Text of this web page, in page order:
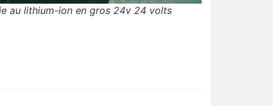
au lithium-ion en gros 24v 24 volts